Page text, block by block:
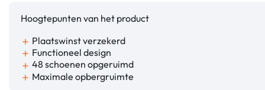
Hoogtepunten van het product
add Plaatswinst verzekerd
add Functioneel design
add 48 schoenen opgeruimd
add Maximale opbergruimte